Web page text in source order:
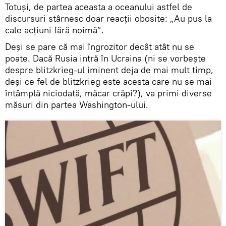
Totuși, de partea aceasta a oceanului astfel de
discursuri stârnesc doar reacții obosite: „Au pus la
cale acțiuni fără noimă”.
Deși se pare că mai îngrozitor decât atât nu se
poate. Dacă Rusia intră în Ucraina (ni se vorbește
despre blitzkrieg-ul iminent deja de mai mult timp,
deși ce fel de blitzkrieg este acesta care nu se mai
întâmplă niciodată, măcar crăpi?), va primi diverse
măsuri din partea Washington-ului.